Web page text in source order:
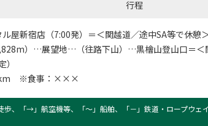
行程
屋新宿店 （7:00発）＝＜関越道／途中SA等で休
）…展望地…（往路下山）…黒檜山登山口＝＜
※食事：×××
、「→」航空機等、「〜」船舶、「－」鉄道・ロープウェ